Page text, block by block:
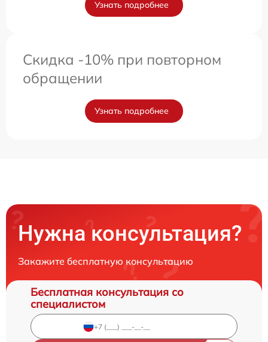
Узнать подробнее
Скидка -10% при повторном
обращении
Узнать подробнее
Нужна консультация?
Закажите бесплатную консультацию
Бесплатная консультация со
специалистом